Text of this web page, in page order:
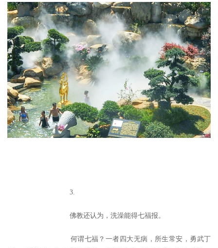
3.
佛教还认为，洗澡能得七福报。
何谓七福？一者四大无病，所生常安，勇武丁